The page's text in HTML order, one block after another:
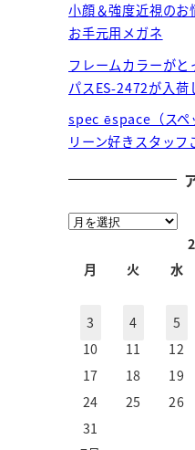
小顔＆強度近視の
お手元用メガネ
フレームカラーがと
パスES-2472が入荷
spec ēspace（スペ
リーン好きスタッ
ア
月
火 水
3
4 5
10
11 12
17
18 19
24
25 26
31